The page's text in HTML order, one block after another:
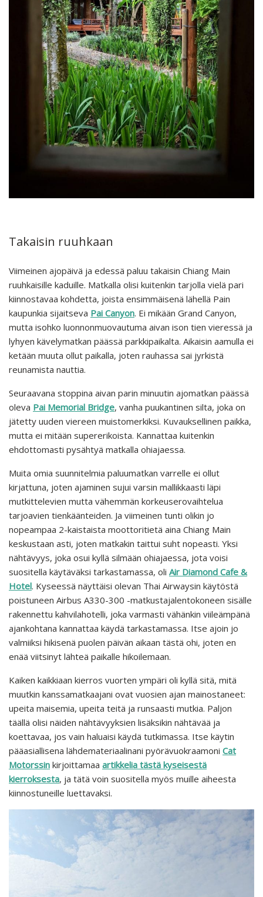
Takaisin ruuhkaan
Viimeinen ajopäivä ja edessä paluu takaisin Chiang Main
ruuhkaisille kaduille. Matkalla olisi kuitenkin tarjolla vielä pari
kiinnostavaa kohdetta, joista ensimmäisenä lähellä Pain
kaupunkia sijaitseva Pai Canyon. Ei mikään Grand Canyon,
mutta isohko luonnonmuovautuma aivan ison tien vieressä ja
lyhyen kävelymatkan päässä parkkipaikalta. Aikaisin aamulla ei
ketään muuta ollut paikalla, joten rauhassa sai jyrkistä
reunamista nauttia.
Seuraavana stoppina aivan parin minuutin ajomatkan päässä
oleva Pai Memorial Bridge, vanha puukantinen silta, joka on
jätetty uuden viereen muistomerkiksi. Kuvauksellinen paikka,
mutta ei mitään supererikoista. Kannattaa kuitenkin
ehdottomasti pysähtyä matkalla ohiajaessa.
Muita omia suunnitelmia paluumatkan varrelle ei ollut
kirjattuna, joten ajaminen sujui varsin mallikkaasti läpi
mutkittelevien mutta vähemmän korkeuserovaihtelua
tarjoavien tienkäänteiden. Ja viimeinen tunti olikin jo
nopeampaa 2-kaistaista moottoritietä aina Chiang Main
keskustaan asti, joten matkakin taittui suht nopeasti. Yksi
nähtävyys, joka osui kyllä silmään ohiajaessa, jota voisi
suositella käytäväksi tarkastamassa, oli Air Diamond Cafe &
Hotel. Kyseessä näyttäisi olevan Thai Airwaysin käytöstä
poistuneen Airbus A330-300 -matkustajalentokoneen sisälle
rakennettu kahvilahotelli, joka varmasti vähänkin viileämpänä
ajankohtana kannattaa käydä tarkastamassa. Itse ajoin jo
valmiiksi hikisenä puolen päivän aikaan tästä ohi, joten en
enää viitsinyt lähteä paikalle hikoilemaan.
Kaiken kaikkiaan kierros vuorten ympäri oli kyllä sitä, mitä
muutkin kanssamatkaajani ovat vuosien ajan mainostaneet:
upeita maisemia, upeita teitä ja runsaasti mutkia. Paljon
täällä olisi näiden nähtävyyksien lisäksikin nähtävää ja
koettavaa, jos vain haluaisi käydä tutkimassa. Itse käytin
pääasiallisena lähdemateriaalinani pyörävuokraamoni Cat
Motorssin kirjoittamaa artikkelia tästä kyseisestä
kierroksesta, ja tätä voin suositella myös muille aiheesta
kiinnostuneille luettavaksi.